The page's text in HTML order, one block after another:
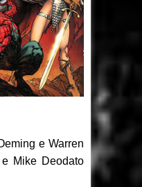
delle Bambole
Vacca
Y, l'ultimo uomo 2
L'ascesa di Thanos
e Warren
Mike Deodato